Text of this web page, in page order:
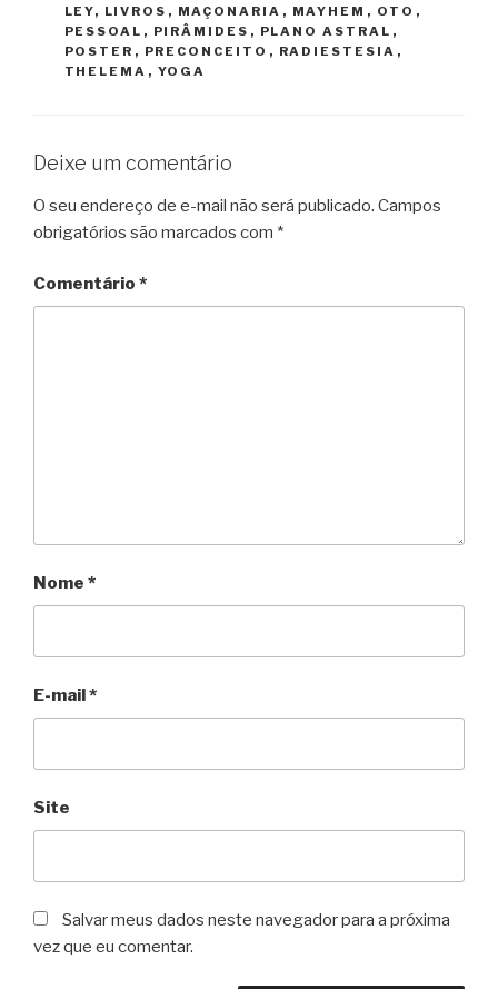
LEY, LIVROS , MAÇONARIA , MAYHEM , OTO ,
PESSOAL , PIRÂMIDES , PLANO ASTRAL ,
POSTER , PRECONCEITO , RADIESTESIA ,
THELEMA , YOGA
Deixe um comentário
O seu endereço de e-mail não será publicado. Campos
obrigatórios são marcados com *
Comentário *
Nome *
E-mail*
Site
Salvar meus dados neste navegador para a próxima
vez que eu comentar.